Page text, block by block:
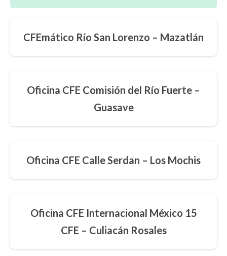
CFEmático Río San Lorenzo – Mazatlán
Oficina CFE Comisión del Río Fuerte –
Guasave
Oficina CFE Calle Serdan – Los Mochis
Oficina CFE Internacional México 15
CFE – Culiacán Rosales